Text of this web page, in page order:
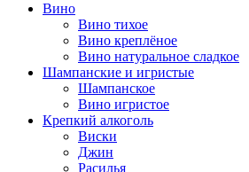
Вино
Вино тихое
Вино креплёное
Вино натуральное сладкое
Шампанские и игристые
Шампанское
Вино игристое
Крепкий алкоголь
Виски
Джин
Расилья